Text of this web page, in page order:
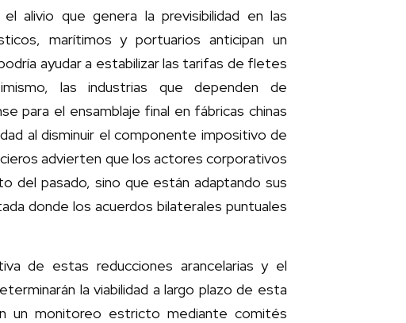
alivio que genera la previsibilidad en las
marítimos y portuarios anticipan un
ayudar a estabilizar las tarifas de fletes
las industrias que dependen de
para el ensamblaje final en fábricas chinas
al disminuir el componente impositivo de
advierten que los actores corporativos
del pasado, sino que están adaptando sus
donde los acuerdos bilaterales puntuales
de estas reducciones arancelarias y el
la viabilidad a largo plazo de esta
un monitoreo estricto mediante comités